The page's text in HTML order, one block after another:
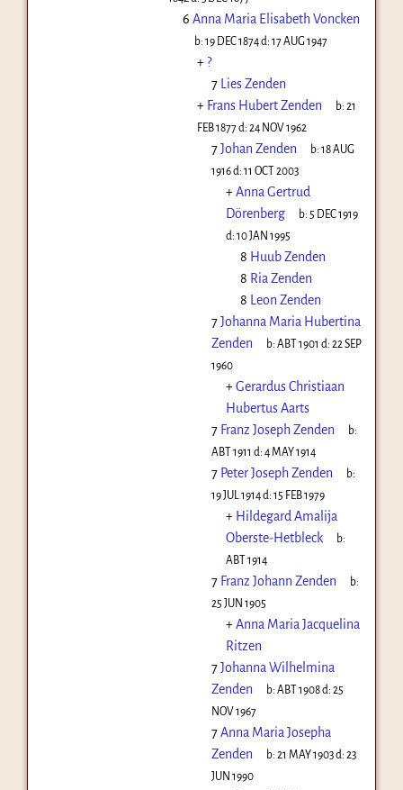
6 Anna Maria Elisabeth Voncken
b:19 DEC 1874d:17 AUG 1947
+ ?
7 Lies Zenden
+ Frans Hubert Zenden b:21
FEB 1877d: 24 NOV 1962
7Johan Zenden b:18 AUG
1916d: 11 OCT 2003
+Anna Gertrud
Dörenberg
b: 5 DEC 1919
d: 10 JAN 1995
8 Huub Zenden
8 Ria Zenden
8 Leon Zenden
7Johanna Maria Hubertina
Zenden
b:ABT 1901 d:22 SEP
1960
+Gerardus Christiaan
Hubertus Aarts
7 Franz Joseph Zenden
b:
ABT 1911 d: 4 MAY 1914
7 Peter Joseph Zenden
b:
19 JUL 1914d: 15 FEB 1979
+ Hildegard Amalija
Oberste-Hetbleck
b:
ABT 1914
7 Franz Johann Zenden
b:
25 JUN 1905
+Anna Maria Jacquelina
Ritzen
7Johanna Wilhelmina
Zenden
b:ABT 1908d:25
NOV 1967
7Anna Maria Josepha
Zenden
b:21 MAY 1903d:23
JUN 1990